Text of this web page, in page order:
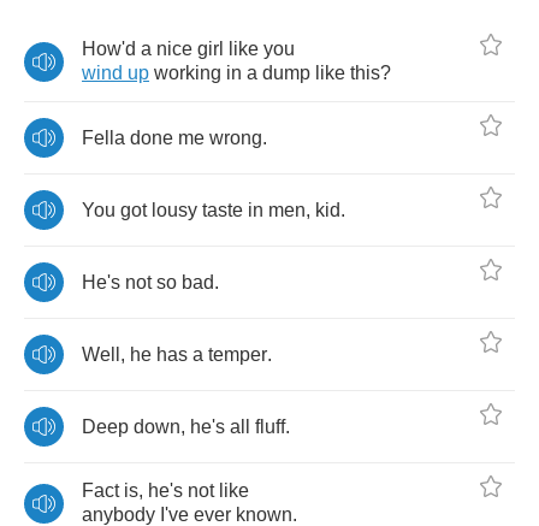
How'd a nice girl like you
wind up working in a dump like this?
Fella done me wrong.
You got lousy taste in men, kid.
He's not so bad.
Well , he has a temper.
Deep down, he's all fluff.
Fact is, he's not like
anybody I've ever known.